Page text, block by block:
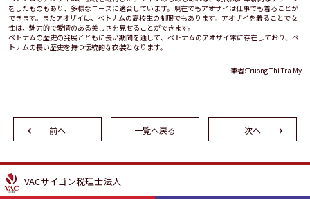
をしたものもあり、多様なニーズに適合しています。現在でもアオザイは仕事でも着ることが
できます。またアオザイは、ベトナムの高校生の制服でもあります。アオザイを着ることで女
性は、魅力的で愛情のある美しさを見せることができます。
ベトナムの歴史の発展とともに長い期間を通して、ベトナムのアオザイ常に存在しており、ベ
トナムの長い歴史を持つ伝統的な衣装となります。
筆者:Truong Thi Tra My
前へ 一覧へ戻る 次へ
VACサイゴン税理士法人